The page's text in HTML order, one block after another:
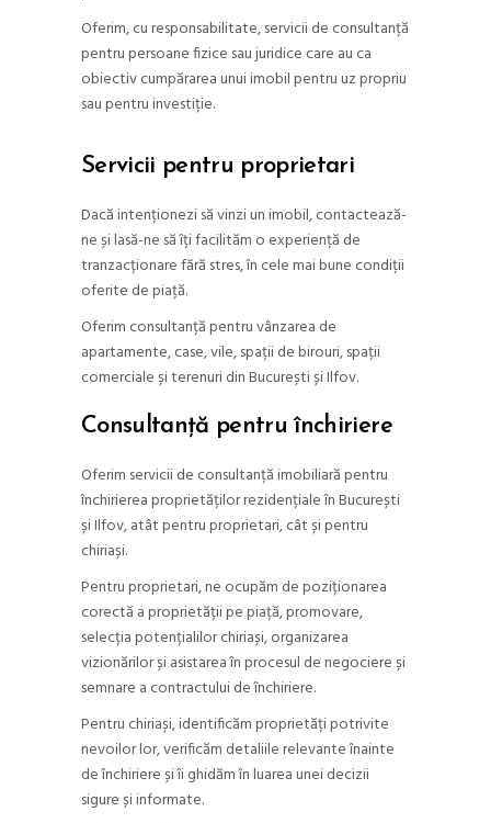
Oferim, cu responsabilitate, servicii de consultanță
pentru persoane fizice sau juridice care au ca
obiectiv cumpărarea unui imobil pentru uz propriu
sau pentru investiție.
Servicii pentru proprietari
Dacă intenționezi să vinzi un imobil, contactează-
ne și lasă-ne să îți facilităm o experiență de
tranzacționare fără stres, în cele mai bune condiții
oferite de piață.
Oferim consultanță pentru vânzarea de
apartamente, case, vile, spații de birouri, spații
comerciale și terenuri din București și Ilfov.
Consultanță pentru închiriere
Oferim servicii de consultanță imobiliară pentru
închirierea proprietăților rezidențiale în București
și Ilfov, atât pentru proprietari, cât și pentru
chiriași.
Pentru proprietari, ne ocupăm de poziționarea
corectă a proprietății pe piață, promovare,
selecția potențialilor chiriași, organizarea
vizionărilor și asistarea în procesul de negociere și
semnare a contractului de închiriere.
Pentru chiriași, identificăm proprietăți potrivite
nevoilor lor, verificăm detaliile relevante înainte
de închiriere și îi ghidăm în luarea unei decizii
sigure și informate.